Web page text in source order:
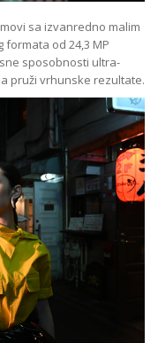
sa izvanredno malim
formata od 24,3 MP
sposobnosti ultra-
pruži vrhunske rezultate.